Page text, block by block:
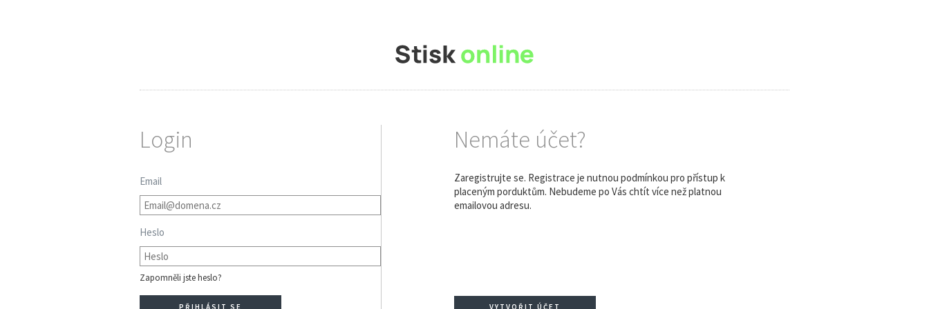
Login
Email
Heslo
Zapomněli jste heslo?
Nemáte účet?
Zaregistrujte se. Registrace je nutnou podmínkou pro přístup k
placeným porduktům. Nebudeme po Vás chtít více než platnou
emailovou adresu.
VYTVOŘIT ÚČET